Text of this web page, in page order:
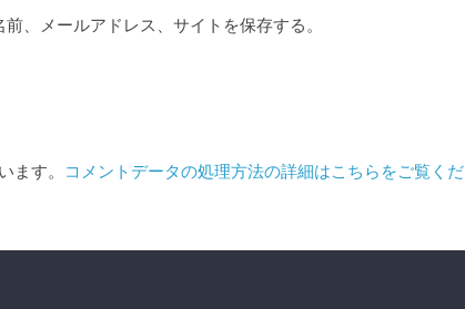
、メールアドレス、サイトを保存する。
ます。 コメントデータの処理方法の詳細はこちらをご覧くだ